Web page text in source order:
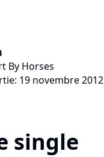
By Horses
19 novembre 2012
single